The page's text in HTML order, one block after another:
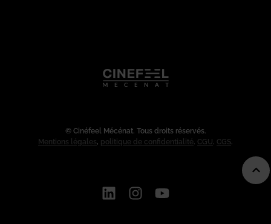
© Cinéfeel Mécénat. Tous droits réservés.
Mentions légales, politique de confidentialité. CGU. CGS.